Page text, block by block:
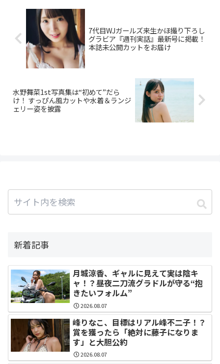
7代目WJガールズ来生かほ撮り下ろし
グラビア『週刊実話』最新号に掲載！
本誌未公開カットをお届け
水野舞菜1st写真集は“初めて”だら
け！ すっぴん風カットや水着＆ランジ
ェリー姿を披露
新着記事
月城涼香、ギャルに見えて実は陰キ
ャ！？昼夜二刀流グラドルが守る“抱
きたいフォルム”
2026.08.07
峰りなこ、目標はリアル峰不二子！？
賞を獲ったら「絶対に藤子になりま
す」と大胆公約
2026.08.07